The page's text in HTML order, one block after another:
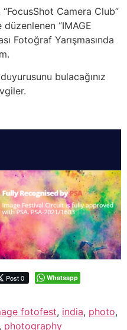
Camera Club”
“IMAGE
Fotoğraf Yarışmasında
bulacağınız
Post 0 Whatsapp
fotofest, india, photo,
, photography